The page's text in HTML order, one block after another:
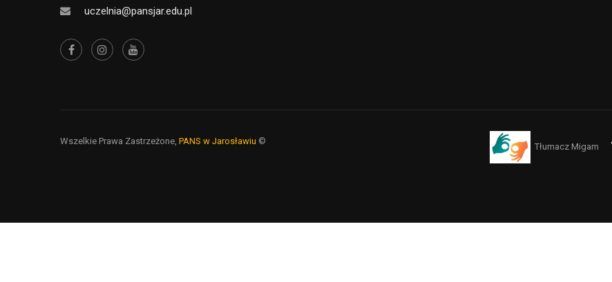
uczelnia@pansjar.edu.pl
Wszelkie Prawa Zastrzeżone, PANS w Jarosławiu ©
Tłumacz Migam